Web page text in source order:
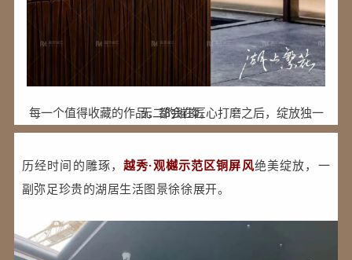
每一个值得收藏的作品，都会在匠心打磨之后，绽放独一无二的璀璨。
历经时间的雕琢，越秀·观樾示范区铜屏风绝美绽放，一
副弥足珍贵的湖居生活图景徐徐展开。